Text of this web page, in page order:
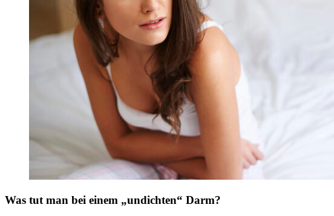
Was tut man bei einem „undichten“ Darm?